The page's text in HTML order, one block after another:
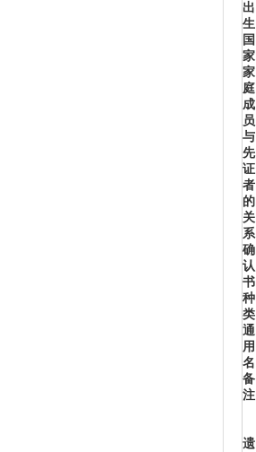
出
生
国
家
家
庭
成
员
与
先
证
者
的
关
系
确
认
书
种
类
通
用
名
备
注
遗